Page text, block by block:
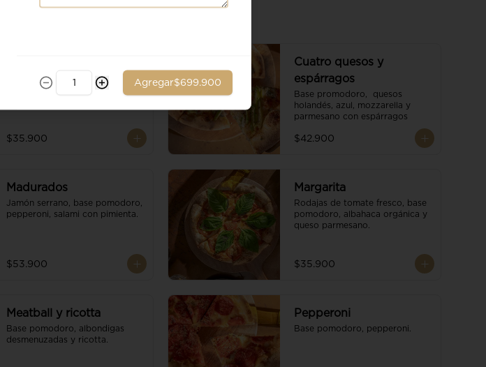
Piña, jamon de cerdo, base
pomodoro, escamas de
$35.900
Cuatro quesos y
espárragos
Base promodoro,  quesos
holandés, azul, mozzarella y
parmesano con espárragos
$42.900
Madurados
Jamón serrano, base pomodoro,
pepperoni, salami con pimienta.
$53.900
Margarita
Rodajas de tomate fresco, base
pomodoro, albahaca orgánica y
queso parmesano.
$35.900
Meatball y ricotta
Base pomodoro, albondigas
desmenuzadas y ricotta.
Pepperoni
Base pomodoro, pepperoni.
Agregar$699.900